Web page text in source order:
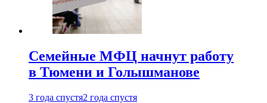
Семейные МФЦ начнут работу
в Тюмени и Голышманове
3 года спустя2 года спустя